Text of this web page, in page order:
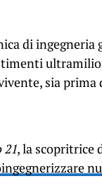
di ingegneria
sia prima
21, la scopritrice